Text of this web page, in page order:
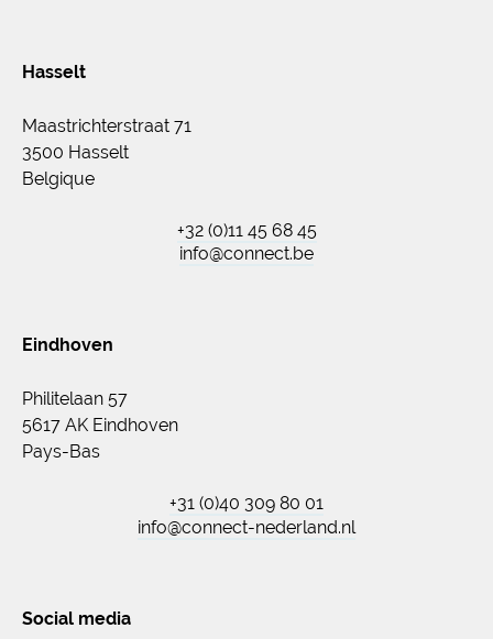
Hasselt
Maastrichterstraat 71
3500 Hasselt
Belgique
+32 (0)11 45 68 45
info@connect.be
Eindhoven
Philitelaan 57
5617 AK Eindhoven
Pays-Bas
+31 (0)40 309 80 01
info@connect-nederland.nl
Social media